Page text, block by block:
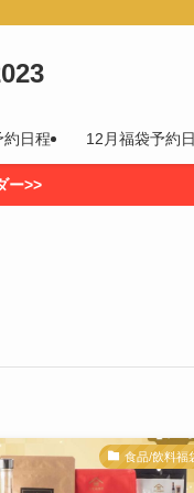
約日程 12月福袋予約
ー>>
食品/飲料福